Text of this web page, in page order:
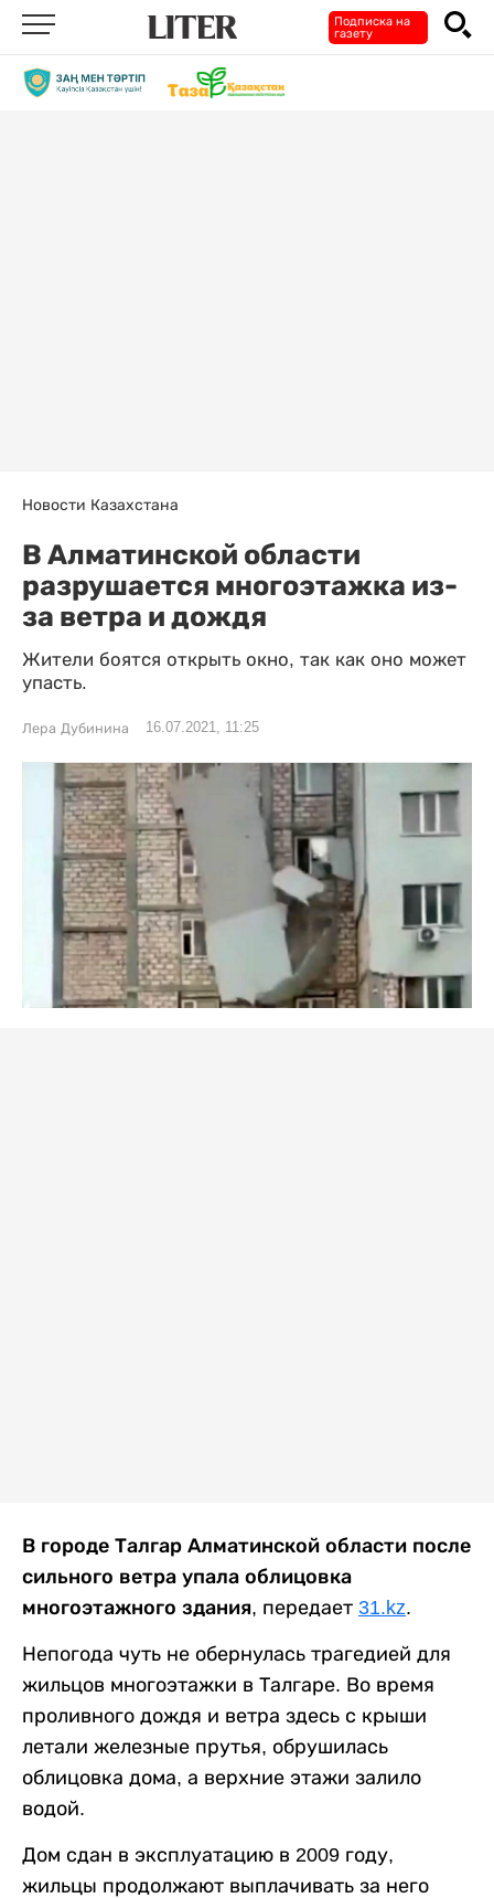
Подписка на
газету
Новости Казахстана
В Алматинской области
разрушается многоэтажка из-
за ветра и дождя
Жители боятся открыть окно, так как оно может
упасть.
Лера Дубинина 16.07.2021, 11:25
В городе Талгар Алматинской области после
сильного ветра упала облицовка
многоэтажного здания, передает 31.kz.
Непогода чуть не обернулась трагедией для
жильцов многоэтажки в Талгаре. Во время
проливного дождя и ветра здесь с крыши
летали железные прутья, обрушилась
облицовка дома, а верхние этажи залило
водой.
Дом сдан в эксплуатацию в 2009 году,
жильцы продолжают выплачивать за него